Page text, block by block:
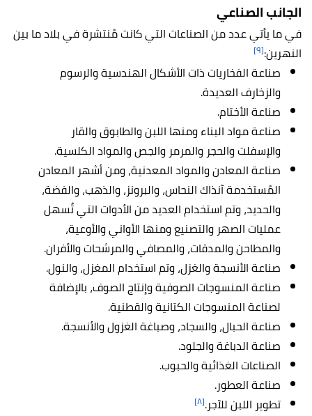
الجانب الصناعي
في ما يأتي عدد من الصناعات التي كانت مُنتشرة في بلاد ما بين
النهرين:[٩]
صناعة الفخاريات ذات الأشكال الهندسية والرسوم
والزخارف العديدة.
صناعة الأختام.
صناعة مواد البناء ومنها اللبن والطابوق والقار
والإسفلت والحجر والمرمر والجص والمواد الكلسية.
صناعة المعادن والمواد المعدنية، ومن أشهر المعادن
المُستخدمة آنذاك النحاس، والبرونز، والذهب، والفضة،
والحديد، وتم استخدام العديد من الأدوات التي تُسهل
عمليات الصهر والتصنيع ومنها الأواني والأوعية،
والمطاحن والمدقات، والمصافي والمرشحات والأفران.
صناعة الأنسجة والغزل، وتم استخدام المغزل، والنول.
صناعة المنسوجات الصوفية وإنتاج الصوف، بالإضافة
لصناعة المنسوجات الكتانية والقطنية.
صناعة الحبال، والسجاد، وصباغة الغزول والأنسجة.
صناعة الدباغة والجلود.
الصناعات الغذائية والحبوب.
صناعة العطور.
تطوير اللبن للآجر.[٨]